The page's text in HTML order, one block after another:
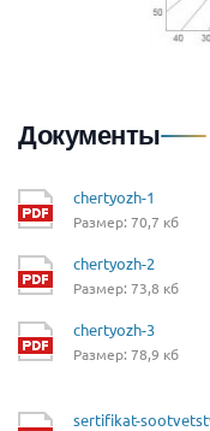
Документы
chertyozh-1
Размер: 70,7 кб
chertyozh-2
Размер: 73,8 кб
chertyozh-3
Размер: 78,9 кб
sertifikat-